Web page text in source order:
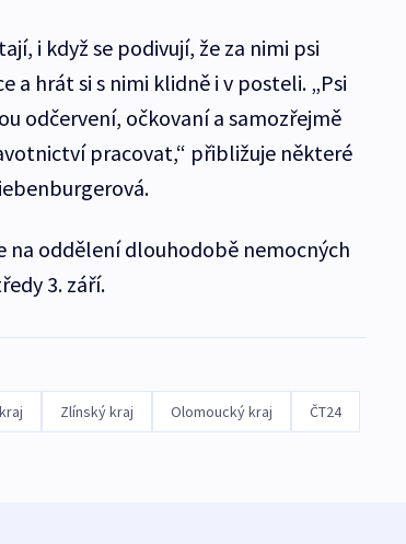
i když se podivují, že za nimi psi
a hrát si s nimi klidně i v posteli. „Psi
odčervení, očkovaní a samozřejmě
pracovat,“ přibližuje některé
na oddělení dlouhodobě nemocných
3. září.
Zlínský kraj Olomoucký kraj ČT24